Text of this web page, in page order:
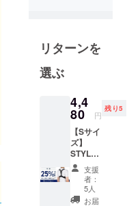
ンセプトに
した
美容健康ブ
ランド今後
も美容と健
康を中心と
した商品を
開発し、笑
顔があふれ
る毎日をサ
リターンを
選ぶ
4,4
80 円
残り5
【Sサイ
ズ】
STYLE
ARTIST
SMART
LIGHT×
1個【早
支援
者：
5人
お届